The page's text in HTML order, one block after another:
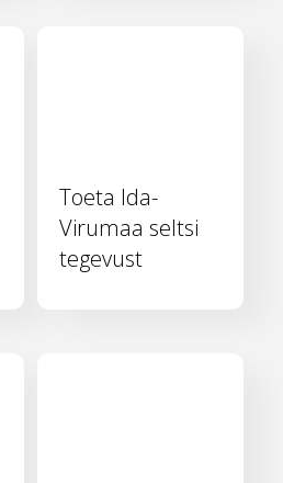
Toeta Ida-
Virumaa seltsi
tegevust